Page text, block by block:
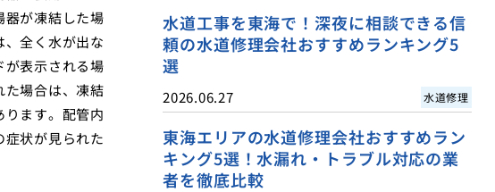
器が凍結した場
全く水が出な
が表示される場
場合は、凍結
ます。配管内
状が見られた
水道工事を東海で！深夜に相談できる信
頼の水道修理会社おすすめランキング5
選
2026.06.27 水道修理
東海エリアの水道修理会社おすすめラン
キング5選！水漏れ・トラブル対応の業
者を徹底比較